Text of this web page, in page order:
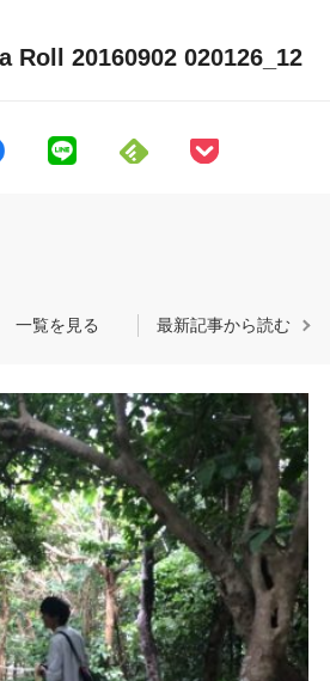
Roll 20160902 020126_12
一覧を見る 最新記事から読む